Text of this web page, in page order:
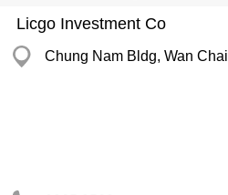
Licgo Investment Co
Chung Nam Bldg, Wan Chai